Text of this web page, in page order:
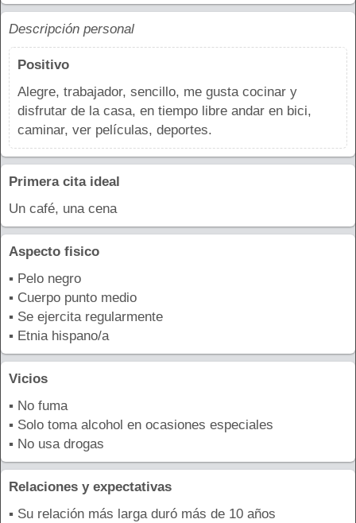
Descripción personal
Positivo
Alegre, trabajador, sencillo, me gusta cocinar y
disfrutar de la casa, en tiempo libre andar en bici,
caminar, ver películas, deportes.
Primera cita ideal
Un café, una cena
Aspecto fisico
▪ Pelo negro
▪ Cuerpo punto medio
▪ Se ejercita regularmente
▪ Etnia hispano/a
Vicios
▪ No fuma
▪ Solo toma alcohol en ocasiones especiales
▪ No usa drogas
Relaciones y expectativas
▪ Su relación más larga duró más de 10 años